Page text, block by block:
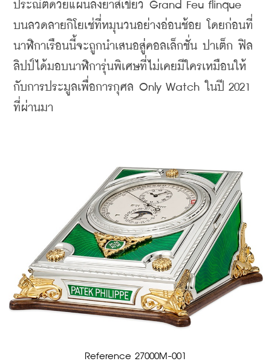
ประณีตด้วยแผ่นลงยาสีเขียว Grand Feu flinque
บนลวดลายกิโยเช่ที่หมุนวนอย่างอ่อนช้อย โดยก่อนที่
นาฬิกาเรือนนี้จะถูกนำเสนอสู่คอลเล็กชั่น ปาเต็ก ฟิล
ลิปป์ได้มอบนาฬิการุ่นพิเศษที่ไม่เคยมีใครเหมือนให้
กับการประมูลเพื่อการกุศล Only Watch ในปี 2021
ที่ผ่านมา
Reference 27000M-001